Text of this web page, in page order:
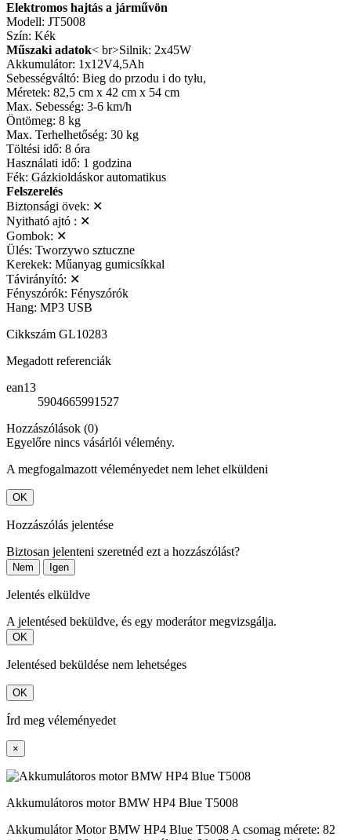
Elektromos hajtás a járművön
Modell: JT5008
Szín: Kék
Műszaki adatok< br>Silnik: 2x45W
Akkumulátor: 1x12V4,5Ah
Sebességváltó: Bieg do przodu i do tyłu,
Méretek: 82,5 cm x 42 cm x 54 cm
Max. Sebesség: 3-6 km/h
Öntömeg: 8 kg
Max. Terhelhetőség: 30 kg
Töltési idő: 8 óra
Használati idő: 1 godzina
Fék: Gázkioldáskor automatikus
Felszerelés
Biztonsági övek: ✕
Nyitható ajtó : ✕
Gombok: ✕
Ülés: Tworzywo sztuczne
Kerekek: Műanyag gumicsíkkal
Távirányító: ✕
Fényszórók: Fényszórók
Hang: MP3 USB
Cikkszám GL10283
Megadott referenciák
ean13
5904665991527
Hozzászólások (0)
Egyelőre nincs vásárlói vélemény.
A megfogalmazott véleményedet nem lehet elküldeni
OK
Hozzászólás jelentése
Biztosan jelenteni szeretnéd ezt a hozzászólást?
Nem Igen
Jelentés elküldve
A jelentésed beküldve, és egy moderátor megvizsgálja.
OK
Jelentésed beküldése nem lehetséges
OK
Írd meg véleményedet
×
Akkumulátoros motor BMW HP4 Blue T5008
Akkumulátor Motor BMW HP4 Blue T5008 A csomag mérete: 82